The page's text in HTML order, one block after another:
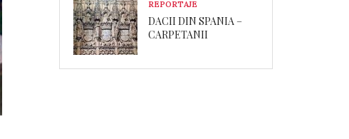
REPORTAJE
DACII DIN SPANIA –
CARPETANII